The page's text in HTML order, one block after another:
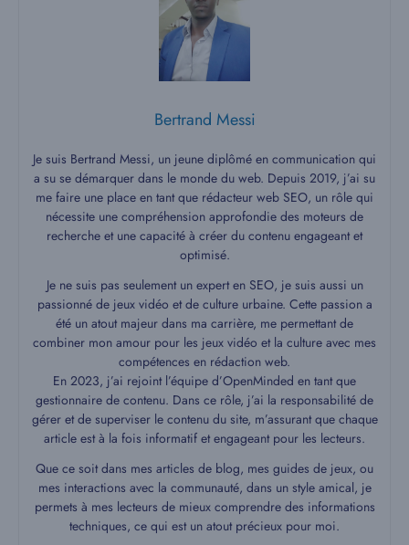
Bertrand Messi
Je suis Bertrand Messi, un jeune diplômé en communication qui
a su se démarquer dans le monde du web. Depuis 2019, j’ai su
me faire une place en tant que rédacteur web SEO, un rôle qui
nécessite une compréhension approfondie des moteurs de
recherche et une capacité à créer du contenu engageant et
optimisé.
Je ne suis pas seulement un expert en SEO, je suis aussi un
passionné de jeux vidéo et de culture urbaine. Cette passion a
été un atout majeur dans ma carrière, me permettant de
combiner mon amour pour les jeux vidéo et la culture avec mes
compétences en rédaction web.
En 2023, j’ai rejoint l’équipe d’OpenMinded en tant que
gestionnaire de contenu. Dans ce rôle, j’ai la responsabilité de
gérer et de superviser le contenu du site, m’assurant que chaque
article est à la fois informatif et engageant pour les lecteurs.
Que ce soit dans mes articles de blog, mes guides de jeux, ou
mes interactions avec la communauté, dans un style amical, je
permets à mes lecteurs de mieux comprendre des informations
techniques, ce qui est un atout précieux pour moi.